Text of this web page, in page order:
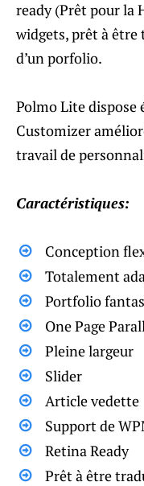
ready (Prêt pour la
widgets, prêt à
d’un porfolio.
Polmo Lite dispose
Customizer
travail de
Caractéristiques:
Conception
Totalement
Portfolio
One Page
Pleine largeur
Slider
Article vedette
Support de
Retina Ready
Prêt à être